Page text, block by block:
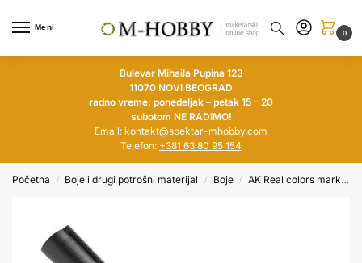
Meni
0
Bulevar Mihaila Pupina 123
11070 NOVI BEOGRAD
radno vreme: ponedeljak – petak 15 – 20
subotom NE RADIMO!
Email: kontakt@spektar-mhobby.com
Telefon: +381 63 80 95 154
Početna / Boje i drugi potrošni materijal / Boje / AK Real colors markers